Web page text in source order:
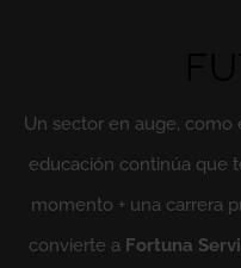
Un sector en auge, como
educación continúa que
momento + una carrera
convierte a Fortuna